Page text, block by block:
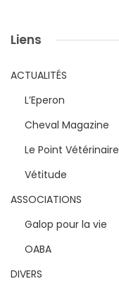
Liens
ACTUALITÉS
L’Eperon
Cheval Magazine
Le Point Vétérinaire
Vétitude
ASSOCIATIONS
Galop pour la vie
OABA
DIVERS